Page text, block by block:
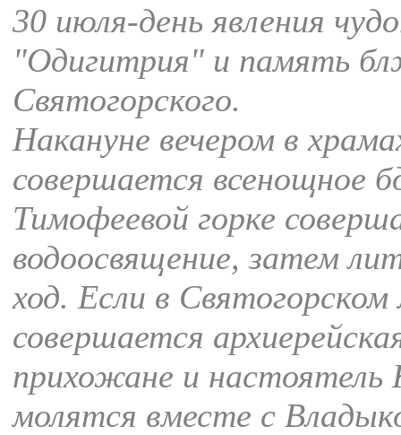
30 июля-день явления
"Одигитрия" и память
Святогорского.
Накануне вечером в
совершается всенощное
Тимофеевой горке
водоосвящение, затем
ход. Если в
совершается
прихожане и настоятель
молятся вместе с